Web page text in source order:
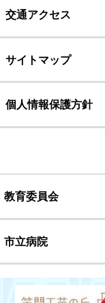
交通アクセス
サイトマップ
個人情報保護方針
教育委員会
市立病院
議会